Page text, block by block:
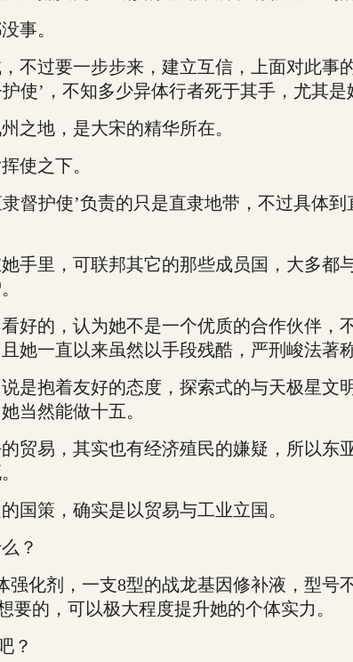
事。
过要一步步来，建立互信，上面对此事
使’，不知多少异体行者死于其手，尤其
地，是大宋的精华所在。
使之下。
护使’负责的只是直隶地带，不过具体
里，可联邦其它的那些成员国，大多都
的，认为她不是一个优质的合作伙伴，
她一直以来虽然以手段残酷，严刑峻法著
抱着友好的态度，探索式的与天极星文
当然能做十五。
易，其实也有经济殖民的嫌疑，所以东
策，确实是以贸易与工业立国。
？
剂，一支8型的战龙基因修补液，型号
的，可以极大程度提升她的个体实力。
？